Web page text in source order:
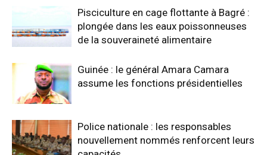
Pisciculture en cage flottante à Bagré :
plongée dans les eaux poissonneuses
de la souveraineté alimentaire
Guinée : le général Amara Camara
assume les fonctions présidentielles
Police nationale : les responsables
nouvellement nommés renforcent leurs